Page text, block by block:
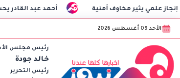
أحمد عبد القادر يحسم موقفه مخاوف أمنية
الأحد 09 أغسطس 2026
رئيس مجلس
خالد جودة
رئيس التحرير